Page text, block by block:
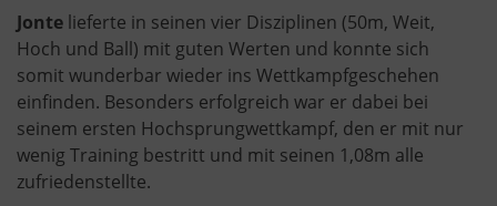
Jonte lieferte in seinen vier Disziplinen (50m, Weit,
Hoch und Ball) mit guten Werten und konnte sich
somit wunderbar wieder ins Wettkampfgeschehen
einfinden. Besonders erfolgreich war er dabei bei
seinem ersten Hochsprungwettkampf, den er mit nur
wenig Training bestritt und mit seinen 1,08m alle
zufriedenstellte.